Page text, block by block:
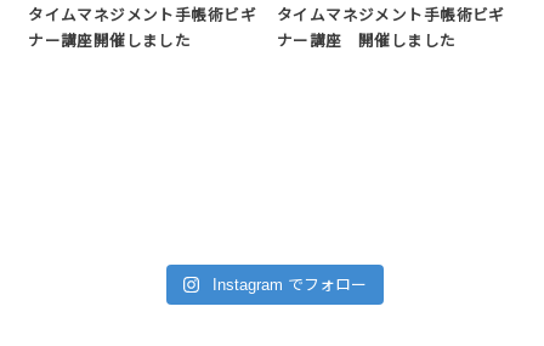
タイムマネジメント手帳術ビギ
ナー講座開催しました
タイムマネジメント手帳術ビギ
ナー講座 開催しました
Instagram でフォロー